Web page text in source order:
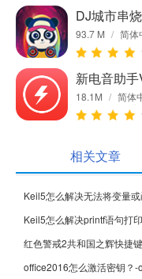
DJ城市串
93.7 M / 简体
新电音助
18.1M / 简体
相关文章
红色警戒2共和国之辉快捷
office2016怎么激活密钥？-